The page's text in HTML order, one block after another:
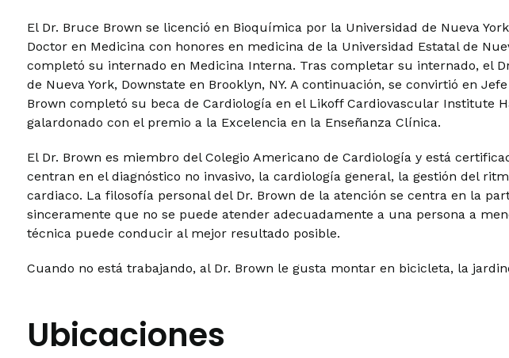
El Dr. Bruce Brown se licenció en Bioquímica por la Universidad de Nueva
Doctor en Medicina con honores en medicina de la Universidad Estatal de
completó su internado en Medicina Interna. Tras completar su internado, el
de Nueva York, Downstate en Brooklyn, NY. A continuación, se convirtió en
Brown completó su beca de Cardiología en el Likoff Cardiovascular Institute
galardonado con el premio a la Excelencia en la Enseñanza Clínica.
El Dr. Brown es miembro del Colegio Americano de Cardiología y está
centran en el diagnóstico no invasivo, la cardiología general, la gestión del
cardiaco. La filosofía personal del Dr. Brown de la atención se centra en la
sinceramente que no se puede atender adecuadamente a una persona a
técnica puede conducir al mejor resultado posible.
Cuando no está trabajando, al Dr. Brown le gusta montar en bicicleta, la
Ubicaciones